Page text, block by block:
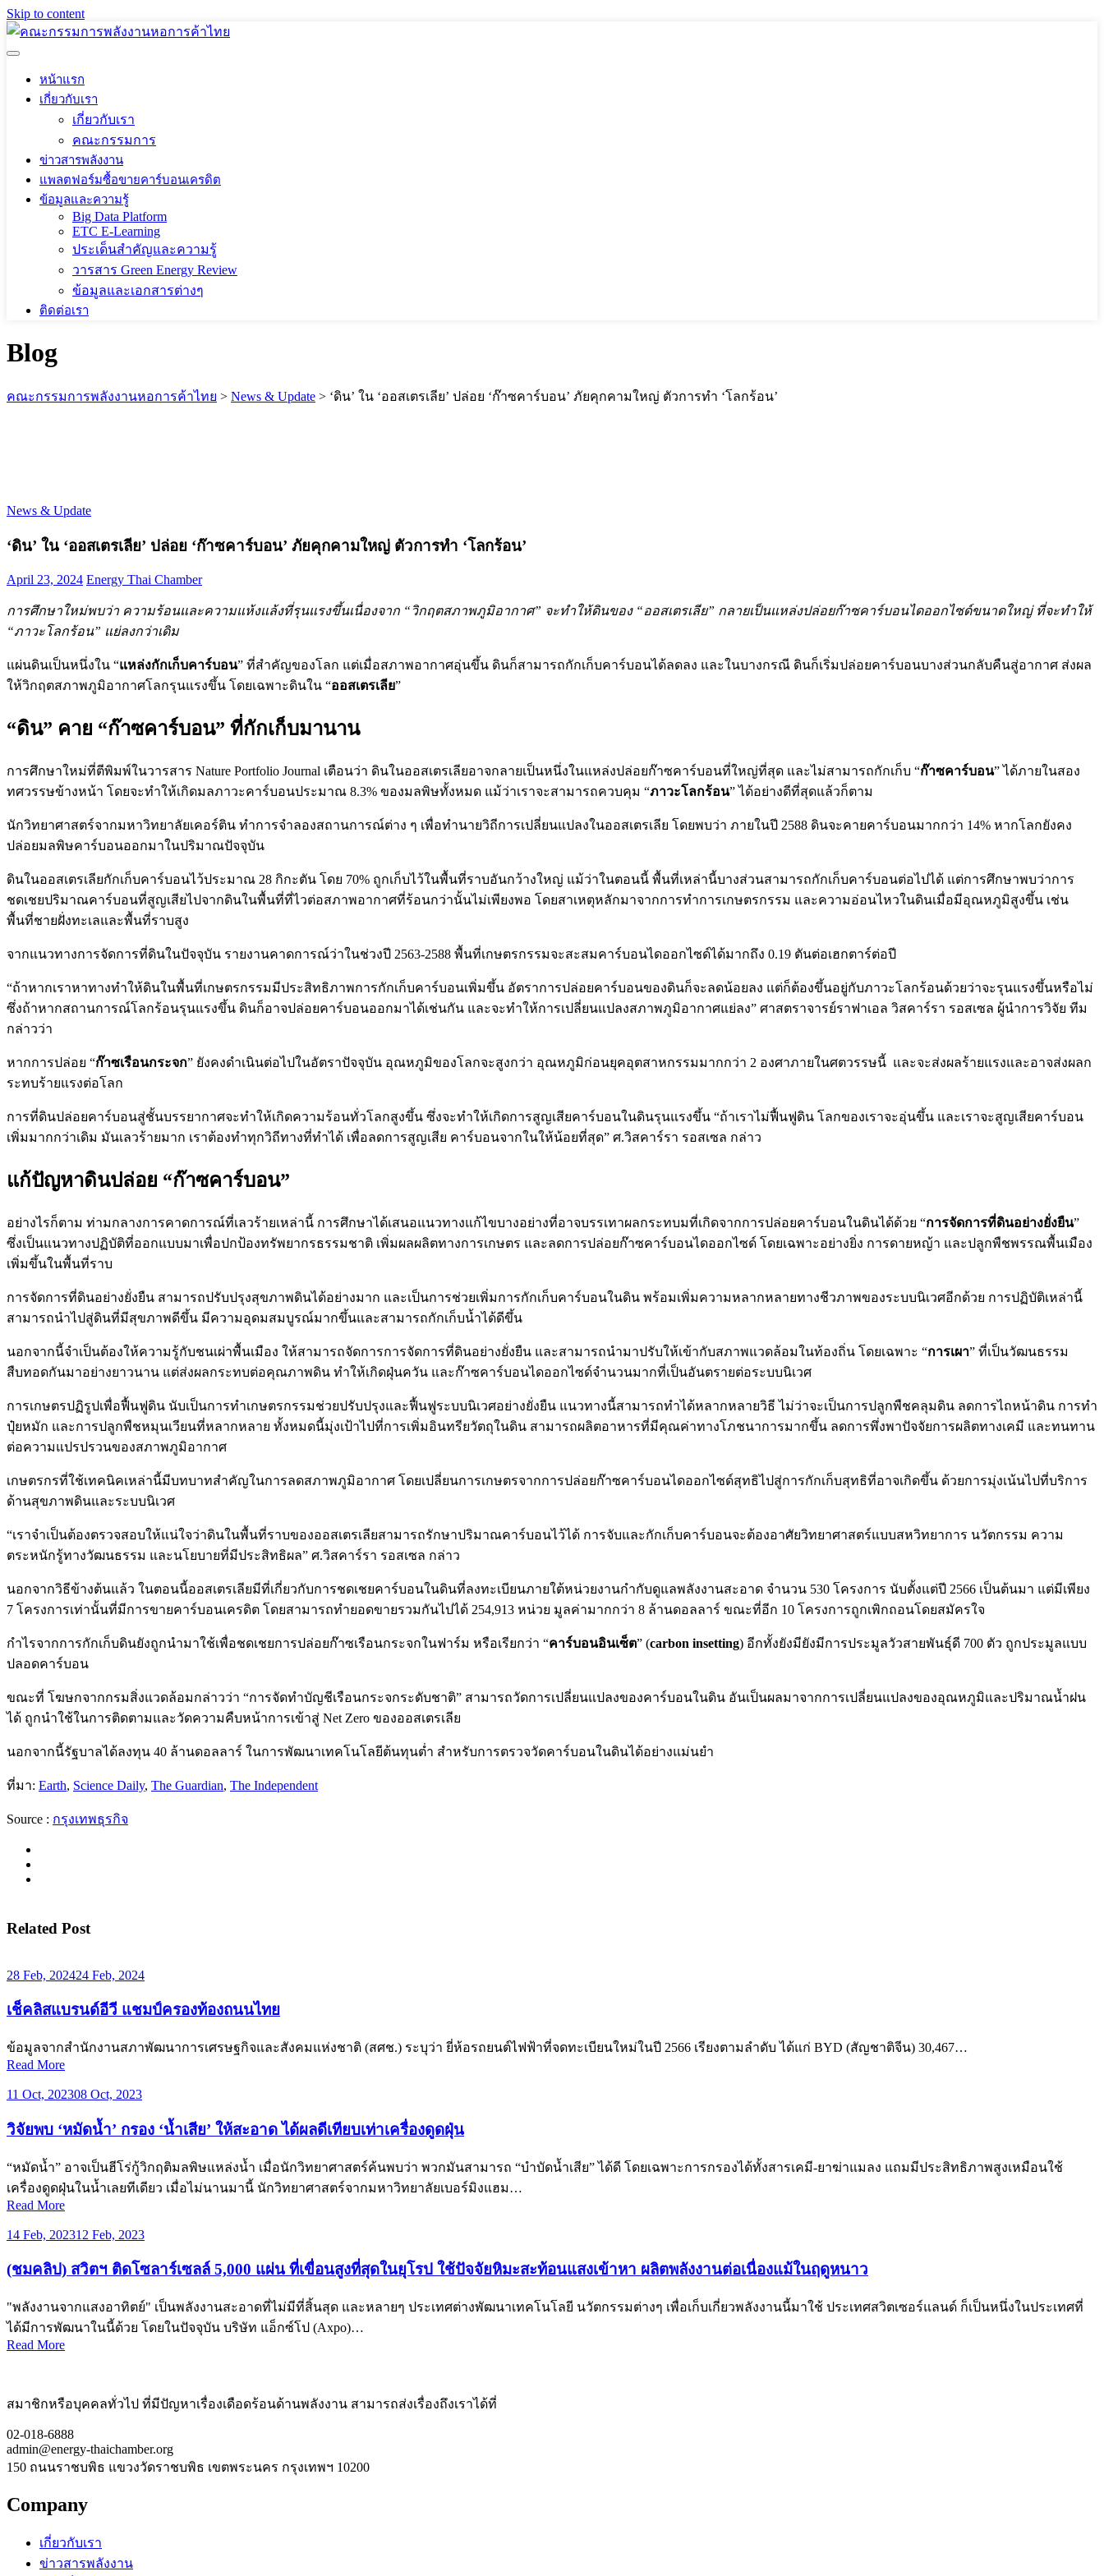
Skip to content
หน้าแรก
เกี่ยวกับเรา
เกี่ยวกับเรา
คณะกรรมการ
ข่าวสารพลังงาน
แพลตฟอร์มซื้อขายคาร์บอนเครดิต
ข้อมูลและความรู้
Big Data Platform
ETC E-Learning
ประเด็นสำคัญและความรู้
วารสาร Green Energy Review
ข้อมูลและเอกสารต่างๆ
ติดต่อเรา
Blog
คณะกรรมการพลังงานหอการค้าไทย > News & Update > ‘ดิน’ ใน ‘ออสเตรเลีย’ ปล่อย ‘ก๊าซคาร์บอน’ ภัยคุกคามใหญ่ ตัวการทำ ‘โลกร้อน’
News & Update
‘ดิน’ ใน ‘ออสเตรเลีย’ ปล่อย ‘ก๊าซคาร์บอน’ ภัยคุกคามใหญ่ ตัวการทำ ‘โลกร้อน’
April 23, 2024 Energy Thai Chamber
การศึกษาใหม่พบว่า ความร้อนและความแห้งแล้งที่รุนแรงขึ้นเนื่องจาก “วิกฤตสภาพภูมิอากาศ” จะทำให้ดินของ “ออสเตรเลีย” กลายเป็นแหล่งปล่อยก๊าซคาร์บอนไดออกไซด์ขนาดใหญ่ ที่จะทำให้
“ภาวะโลกร้อน” แย่ลงกว่าเดิม
แผ่นดินเป็นหนึ่งใน “แหล่งกักเก็บคาร์บอน” ที่สำคัญของโลก แต่เมื่อสภาพอากาศอุ่นขึ้น ดินก็สามารถกักเก็บคาร์บอนได้ลดลง และในบางกรณี ดินก็เริ่มปล่อยคาร์บอนบางส่วนกลับคืนสู่อากาศ ส่งผล
ให้วิกฤตสภาพภูมิอากาศโลกรุนแรงขึ้น โดยเฉพาะดินใน “ออสเตรเลีย”
“ดิน” คาย “ก๊าซคาร์บอน” ที่กักเก็บมานาน
การศึกษาใหม่ที่ตีพิมพ์ในวารสาร Nature Portfolio Journal เตือนว่า ดินในออสเตรเลียอาจกลายเป็นหนึ่งในแหล่งปล่อยก๊าซคาร์บอนที่ใหญ่ที่สุด และไม่สามารถกักเก็บ “ก๊าซคาร์บอน” ได้ภายในสอง
ทศวรรษข้างหน้า โดยจะทำให้เกิดมลภาวะคาร์บอนประมาณ 8.3% ของมลพิษทั้งหมด แม้ว่าเราจะสามารถควบคุม “ภาวะโลกร้อน” ได้อย่างดีที่สุดแล้วก็ตาม
นักวิทยาศาสตร์จากมหาวิทยาลัยเคอร์ติน ทำการจำลองสถานการณ์ต่าง ๆ เพื่อทำนายวิถีการเปลี่ยนแปลงในออสเตรเลีย โดยพบว่า ภายในปี 2588 ดินจะคายคาร์บอนมากกว่า 14% หากโลกยังคง
ปล่อยมลพิษคาร์บอนออกมาในปริมาณปัจจุบัน
ดินในออสเตรเลียกักเก็บคาร์บอนไว้ประมาณ 28 กิกะตัน โดย 70% ถูกเก็บไว้ในพื้นที่ราบอันกว้างใหญ่ แม้ว่าในตอนนี้ พื้นที่เหล่านี้บางส่วนสามารถกักเก็บคาร์บอนต่อไปได้ แต่การศึกษาพบว่าการ
ชดเชยปริมาณคาร์บอนที่สูญเสียไปจากดินในพื้นที่ที่ไวต่อสภาพอากาศที่ร้อนกว่านั้นไม่เพียงพอ โดยสาเหตุหลักมาจากการทำการเกษตรกรรม และความอ่อนไหวในดินเมื่อมีอุณหภูมิสูงขึ้น เช่น
พื้นที่ชายฝั่งทะเลและพื้นที่ราบสูง
จากแนวทางการจัดการที่ดินในปัจจุบัน รายงานคาดการณ์ว่าในช่วงปี 2563-2588 พื้นที่เกษตรกรรมจะสะสมคาร์บอนไดออกไซด์ได้มากถึง 0.19 ตันต่อเฮกตาร์ต่อปี
“ถ้าหากเราหาทางทำให้ดินในพื้นที่เกษตรกรรมมีประสิทธิภาพการกักเก็บคาร์บอนเพิ่มขึ้น อัตราการปล่อยคาร์บอนของดินก็จะลดน้อยลง แต่ก็ต้องขึ้นอยู่กับภาวะโลกร้อนด้วยว่าจะรุนแรงขึ้นหรือไม่
ซึ่งถ้าหากสถานการณ์โลกร้อนรุนแรงขึ้น ดินก็อาจปล่อยคาร์บอนออกมาได้เช่นกัน และจะทำให้การเปลี่ยนแปลงสภาพภูมิอากาศแย่ลง” ศาสตราจารย์ราฟาเอล วิสคาร์รา รอสเซล ผู้นำการวิจัย ทีม
กล่าวว่า
หากการปล่อย “ก๊าซเรือนกระจก” ยังคงดำเนินต่อไปในอัตราปัจจุบัน อุณหภูมิของโลกจะสูงกว่า อุณหภูมิก่อนยุคอุตสาหกรรมมากกว่า 2 องศาภายในศตวรรษนี้ และจะส่งผลร้ายแรงและอาจส่งผลก
ระทบร้ายแรงต่อโลก
การที่ดินปล่อยคาร์บอนสู่ชั้นบรรยากาศจะทำให้เกิดความร้อนทั่วโลกสูงขึ้น ซึ่งจะทำให้เกิดการสูญเสียคาร์บอนในดินรุนแรงขึ้น “ถ้าเราไม่ฟื้นฟูดิน โลกของเราจะอุ่นขึ้น และเราจะสูญเสียคาร์บอน
เพิ่มมากกว่าเดิม มันเลวร้ายมาก เราต้องทำทุกวิถีทางที่ทำได้ เพื่อลดการสูญเสีย คาร์บอนจากในให้น้อยที่สุด” ศ.วิสคาร์รา รอสเซล กล่าว
แก้ปัญหาดินปล่อย “ก๊าซคาร์บอน”
อย่างไรก็ตาม ท่ามกลางการคาดการณ์ที่เลวร้ายเหล่านี้ การศึกษาได้เสนอแนวทางแก้ไขบางอย่างที่อาจบรรเทาผลกระทบมที่เกิดจากการปล่อยคาร์บอนในดินได้ด้วย “การจัดการที่ดินอย่างยั่งยืน”
ซึ่งเป็นแนวทางปฏิบัติที่ออกแบบมาเพื่อปกป้องทรัพยากรธรรมชาติ เพิ่มผลผลิตทางการเกษตร และลดการปล่อยก๊าซคาร์บอนไดออกไซด์ โดยเฉพาะอย่างยิ่ง การดายหญ้า และปลูกพืชพรรณพื้นเมือง
เพิ่มขึ้นในพื้นที่ราบ
การจัดการที่ดินอย่างยั่งยืน สามารถปรับปรุงสุขภาพดินได้อย่างมาก และเป็นการช่วยเพิ่มการกักเก็บคาร์บอนในดิน พร้อมเพิ่มความหลากหลายทางชีวภาพของระบบนิเวศอีกด้วย การปฏิบัติเหล่านี้
สามารถนำไปสู่ดินที่มีสุขภาพดีขึ้น มีความอุดมสมบูรณ์มากขึ้นและสามารถกักเก็บน้ำได้ดีขึ้น
นอกจากนี้จำเป็นต้องให้ความรู้กับชนเผ่าพื้นเมือง ให้สามารถจัดการการจัดการที่ดินอย่างยั่งยืน และสามารถนำมาปรับให้เข้ากับสภาพแวดล้อมในท้องถิ่น โดยเฉพาะ “การเผา” ที่เป็นวัฒนธรรม
สืบทอดกันมาอย่างยาวนาน แต่ส่งผลกระทบต่อคุณภาพดิน ทำให้เกิดฝุ่นควัน และก๊าซคาร์บอนไดออกไซด์จำนวนมากที่เป็นอันตรายต่อระบบนิเวศ
การเกษตรปฏิรูปเพื่อฟื้นฟูดิน นับเป็นการทำเกษตรกรรมช่วยปรับปรุงและฟื้นฟูระบบนิเวศอย่างยั่งยืน แนวทางนี้สามารถทำได้หลากหลายวิธี ไม่ว่าจะเป็นการปลูกพืชคลุมดิน ลดการไถหน้าดิน การทำ
ปุ๋ยหมัก และการปลูกพืชหมุนเวียนที่หลากหลาย ทั้งหมดนี้มุ่งเป้าไปที่การเพิ่มอินทรียวัตถุในดิน สามารถผลิตอาหารที่มีคุณค่าทางโภชนาการมากขึ้น ลดการพึ่งพาปัจจัยการผลิตทางเคมี และทนทาน
ต่อความแปรปรวนของสภาพภูมิอากาศ
เกษตรกรที่ใช้เทคนิคเหล่านี้มีบทบาทสำคัญในการลดสภาพภูมิอากาศ โดยเปลี่ยนการเกษตรจากการปล่อยก๊าซคาร์บอนไดออกไซด์สุทธิไปสู่การกักเก็บสุทธิที่อาจเกิดขึ้น ด้วยการมุ่งเน้นไปที่บริการ
ด้านสุขภาพดินและระบบนิเวศ
“เราจำเป็นต้องตรวจสอบให้แน่ใจว่าดินในพื้นที่ราบของออสเตรเลียสามารถรักษาปริมาณคาร์บอนไว้ได้ การจับและกักเก็บคาร์บอนจะต้องอาศัยวิทยาศาสตร์แบบสหวิทยาการ นวัตกรรม ความ
ตระหนักรู้ทางวัฒนธรรม และนโยบายที่มีประสิทธิผล” ศ.วิสคาร์รา รอสเซล กล่าว
นอกจากวิธีข้างต้นแล้ว ในตอนนี้ออสเตรเลียมีที่เกี่ยวกับการชดเชยคาร์บอนในดินที่ลงทะเบียนภายใต้หน่วยงานกำกับดูแลพลังงานสะอาด จำนวน 530 โครงการ นับตั้งแต่ปี 2566 เป็นต้นมา แต่มีเพียง
7 โครงการเท่านั้นที่มีการขายคาร์บอนเครดิต โดยสามารถทำยอดขายรวมกันไปได้ 254,913 หน่วย มูลค่ามากกว่า 8 ล้านดอลลาร์ ขณะที่อีก 10 โครงการถูกเพิกถอนโดยสมัครใจ
กำไรจากการกักเก็บดินยังถูกนำมาใช้เพื่อชดเชยการปล่อยก๊าซเรือนกระจกในฟาร์ม หรือเรียกว่า “คาร์บอนอินเซ็ต” (carbon insetting) อีกทั้งยังมียังมีการประมูลวัวสายพันธุ์ดี 700 ตัว ถูกประมูลแบบ
ปลอดคาร์บอน
ขณะที่ โฆษกจากกรมสิ่งแวดล้อมกล่าวว่า “การจัดทำบัญชีเรือนกระจกระดับชาติ” สามารถวัดการเปลี่ยนแปลงของคาร์บอนในดิน อันเป็นผลมาจากการเปลี่ยนแปลงของอุณหภูมิและปริมาณน้ำฝน
ได้ ถูกนำใช้ในการติดตามและวัดความคืบหน้าการเข้าสู่ Net Zero ของออสเตรเลีย
นอกจากนี้รัฐบาลได้ลงทุน 40 ล้านดอลลาร์ ในการพัฒนาเทคโนโลยีต้นทุนต่ำ สำหรับการตรวจวัดคาร์บอนในดินได้อย่างแม่นยำ
ที่มา: Earth, Science Daily, The Guardian, The Independent
Source : กรุงเทพธุรกิจ
Related Post
28 Feb, 202424 Feb, 2024
เช็คลิสแบรนด์อีวี แชมป์ครองท้องถนนไทย
ข้อมูลจากสำนักงานสภาพัฒนาการเศรษฐกิจและสังคมแห่งชาติ (สศช.) ระบุว่า ยี่ห้อรถยนต์ไฟฟ้าที่จดทะเบียนใหม่ในปี 2566 เรียงตามลำดับ ได้แก่ BYD (สัญชาติจีน) 30,467…
Read More
11 Oct, 202308 Oct, 2023
วิจัยพบ ‘หมัดน้ำ’ กรอง ‘น้ำเสีย’ ให้สะอาด ได้ผลดีเทียบเท่าเครื่องดูดฝุ่น
“หมัดน้ำ” อาจเป็นฮีโร่กู้วิกฤติมลพิษแหล่งน้ำ เมื่อนักวิทยาศาสตร์ค้นพบว่า พวกมันสามารถ “บำบัดน้ำเสีย” ได้ดี โดยเฉพาะการกรองได้ทั้งสารเคมี-ยาฆ่าแมลง แถมมีประสิทธิภาพสูงเหมือนใช้
เครื่องดูดฝุ่นในน้ำเลยทีเดียว เมื่อไม่นานมานี้ นักวิทยาศาสตร์จากมหาวิทยาลัยเบอร์มิงแฮม…
Read More
14 Feb, 202312 Feb, 2023
(ชมคลิป) สวิตฯ ติดโซลาร์เซลล์ 5,000 แผ่น ที่เขื่อนสูงที่สุดในยุโรป ใช้ปัจจัยหิมะสะท้อนแสงเข้าหา ผลิตพลังงานต่อเนื่องแม้ในฤดูหนาว
"พลังงานจากแสงอาทิตย์" เป็นพลังงานสะอาดที่ไม่มีที่สิ้นสุด และหลายๆ ประเทศต่างพัฒนาเทคโนโลยี นวัตกรรมต่างๆ เพื่อเก็บเกี่ยวพลังงานนี้มาใช้ ประเทศสวิตเซอร์แลนด์ ก็เป็นหนึ่งในประเทศที่
ได้มีการพัฒนาในนี้ด้วย โดยในปัจจุบัน บริษัท แอ็กซ์โป (Axpo)…
Read More
สมาชิกหรือบุคคลทั่วไป ที่มีปัญหาเรื่องเดือดร้อนด้านพลังงาน สามารถส่งเรื่องถึงเราได้ที่
02-018-6888
admin@energy-thaichamber.org
150 ถนนราชบพิธ แขวงวัดราชบพิธ เขตพระนคร กรุงเทพฯ 10200
Company
เกี่ยวกับเรา
ข่าวสารพลังงาน